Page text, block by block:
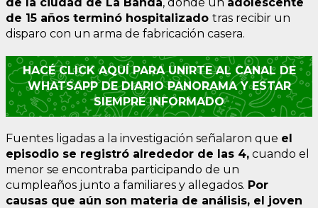
de 15 años terminó hospitalizado tras recibir un
disparo con un arma de fabricación casera.
HACÉ CLICK AQUÍ PARA UNIRTE AL CANAL DE
WHATSAPP DE DIARIO PANORAMA Y ESTAR
SIEMPRE INFORMADO
Fuentes ligadas a la investigación señalaron que el
episodio se registró alrededor de las 4, cuando el
menor se encontraba participando de un
cumpleaños junto a familiares y allegados. Por
causas que aún son materia de análisis, el joven